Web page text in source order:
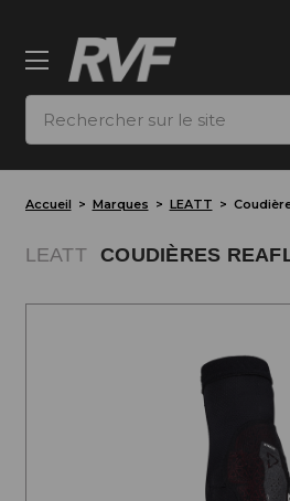
Accueil Marques LEATT
LEATT COUDIÈRES